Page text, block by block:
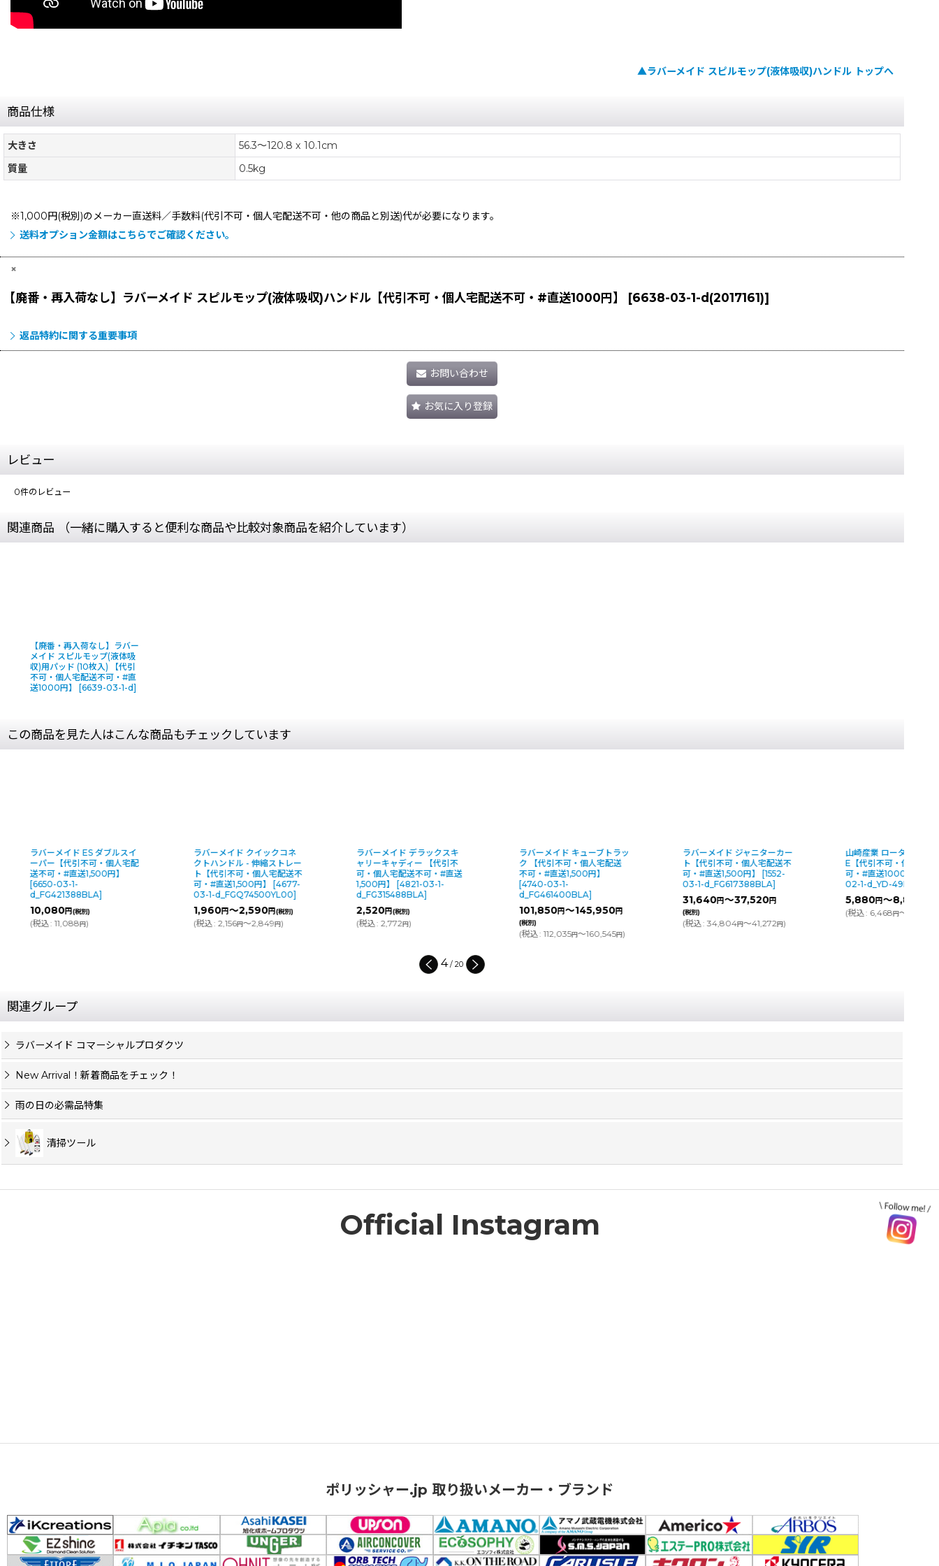
▲ラバーメイド スピルモップ(液体吸収)ハンドル トップへ
商品仕様
大きさ
56.3〜120.8 x 10.1cm
質量
0.5kg
※1,000円(税別)のメーカー直送料／手数料(代引不可・個人宅配送不可・他の商品と別送)代が必要になります。
送料オプション金額はこちらでご確認ください。
×
【廃番・再入荷なし】ラバーメイド スピルモップ(液体吸収)ハンドル【代引不可・個人宅配送不可・#直送1000円】 [6638-03-1-d(2017161)]
返品特約に関する重要事項
お問い合わせ
お気に入り登録
レビュー
0件のレビュー
関連商品 （一緒に購入すると便利な商品や比較対象商品を紹介しています）
【廃番・再入荷なし】ラバー
メイド スピルモップ(液体吸
収)用パッド (10枚入) 【代引
不可・個人宅配送不可・#直
送1000円】
[6639-03-1-d]
この商品を見た人はこんな商品もチェックしています
ラバーメイド ES ダブルスイ
ーパー【代引不可・個人宅配
送不可・#直送1,500円】
[6650-03-1-
d_FG421388BLA]
10,080円(税別)
(税込: 11,088円)
ラバーメイド クイックコネ
クトハンドル - 伸縮ストレー
ト【代引不可・個人宅配送不
可・#直送1,500円】
[4677-
03-1-d_FGQ74500YL00]
1,960円～2,590円(税別)
(税込: 2,156円～2,849円)
ラバーメイド デラックスキ
ャリーキャディー 【代引不
可・個人宅配送不可・#直送
1,500円】
[4821-03-1-
d_FG315488BLA]
2,520円(税別)
(税込: 2,772円)
ラバーメイド キューブトラッ
ク 【代引不可・個人宅配送
不可・#直送1,500円】
[4740-03-1-
d_FG461400BLA]
101,850円～145,950円
(税別)
(税込: 112,035円～160,545円)
ラバーメイド ジャニターカー
ト【代引不可・個人宅配送不
可・#直送1,500円】
[1552-
03-1-d_FG617388BLA]
31,640円～37,520円
(税別)
(税込: 34,804円～41,272円)
山崎産業 ローターボッ
E【代引不可・個人宅配
可・#直送1000円】
02-1-d_YD-49L-ID
5,880円～8,890
(税込: 6,468円～9,779
4/ 20
関連グループ
ラバーメイド コマーシャルプロダクツ
New Arrival！新着商品をチェック！
雨の日の必需品特集
清掃ツール
Official Instagram
ポリッシャー.jp 取り扱いメーカー・ブランド